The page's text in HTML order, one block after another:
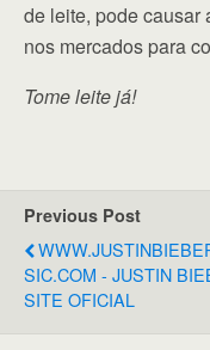
de leite, pode causar
nos mercados para
Tome leite já!
Previous Post
SIC.COM - JUSTIN
SITE OFICIAL